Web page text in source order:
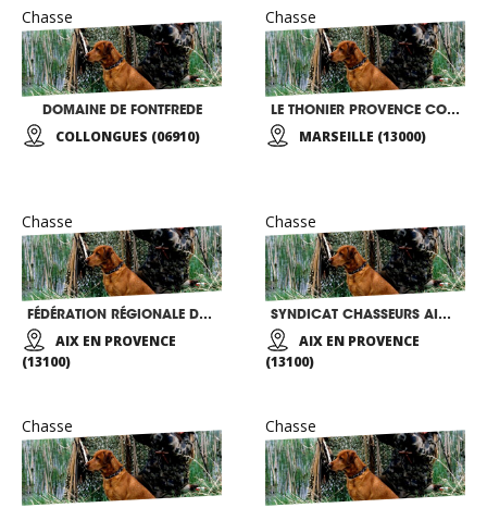
Chasse
DOMAINE DE FONTFREDE
COLLONGUES (06910)
Chasse
LE THONIER PROVENCE COTE D’AZUR
MARSEILLE (13000)
Chasse
FÉDÉRATION RÉGIONALE DES CHASSEURS DU PACA
AIX EN PROVENCE
(13100)
Chasse
SYNDICAT CHASSEURS AIXOIS
AIX EN PROVENCE
(13100)
Chasse Chasse